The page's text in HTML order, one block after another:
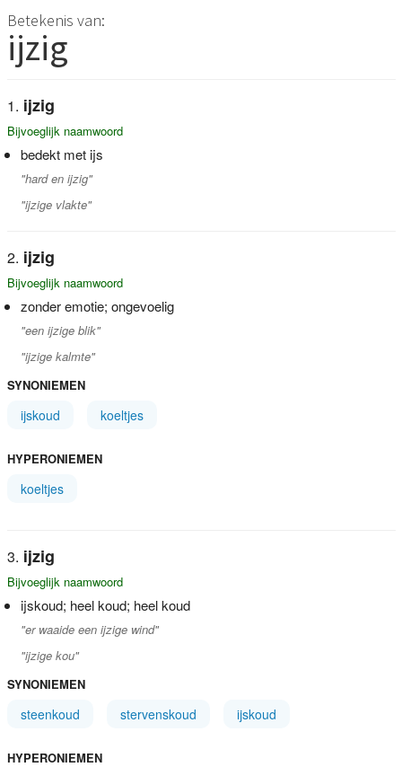
Betekenis van:
ijzig
ijzig
Bijvoeglijk naamwoord
bedekt met ijs
"hard en ijzig"
"ijzige vlakte"
ijzig
Bijvoeglijk naamwoord
zonder emotie; ongevoelig
"een ijzige blik"
"ijzige kalmte"
SYNONIEMEN
ijskoud koeltjes
HYPERONIEMEN
koeltjes
ijzig
Bijvoeglijk naamwoord
ijskoud; heel koud; heel koud
"er waaide een ijzige wind"
"ijzige kou"
SYNONIEMEN
steenkoud stervenskoud ijskoud
HYPERONIEMEN